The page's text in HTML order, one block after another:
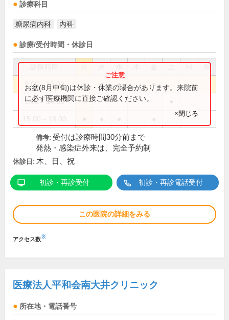
診療科目
糖尿病内科 内科
診療/受付時間・休診日
祝
9:00～13:00 ● ● ● ●
9:00～14:00
お盆(8月中旬)は休診・休業の場合があります。来院前
に必ず医療機関に直接ご確認ください。
×閉じる
備考: 受付は診療時間30分前まで
発熱・感染症外来は、完全予約制
休診日: 木、日、祝
初診・再診受付 初診・再診電話受付
この医院の詳細をみる
アクセス数※
医療法人平和会南大井クリニック
所在地・電話番号